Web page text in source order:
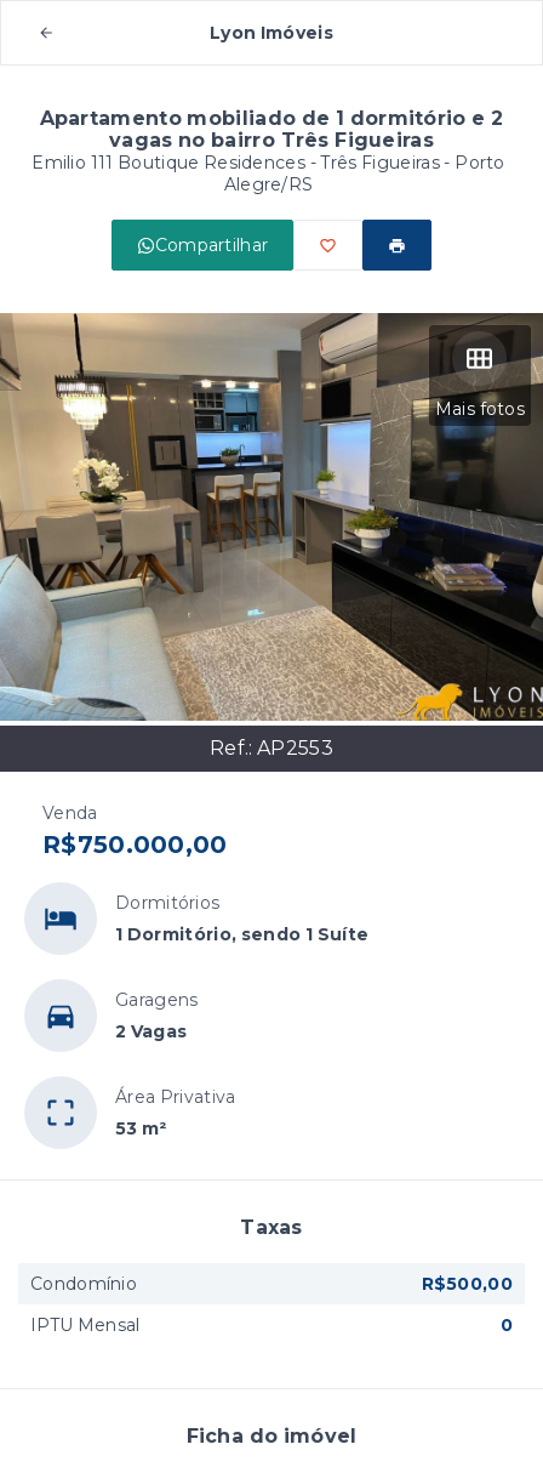
Lyon Imóveis
Apartamento mobiliado de 1 dormitório e 2
vagas no bairro Três Figueiras
Emilio 111 Boutique Residences -Três Figueiras - Porto
Alegre/RS
Compartilhar
Mais fotos
Ref.:AP2553
Venda
R$750.000,00
Dormitórios
1 Dormitório, sendo 1 Suíte
Garagens
2 Vagas
Área Privativa
53 m²
Taxas
Condomínio
R$500,00
IPTU Mensal
0
Ficha do imóvel